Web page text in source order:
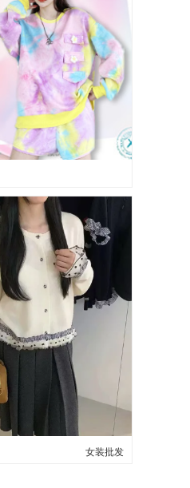
女装批发